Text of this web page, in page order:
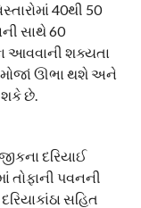
40થી 50
સાથે 60
આવવાની શક્યતા
મોજાં ઊભા થશે અને
શકે છે.
દરિયાઈ
તોફાની પવનની
સહિત